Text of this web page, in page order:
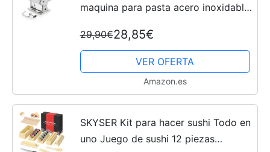
maquina para pasta acero inoxidable,
de pasta espaguetis, tallarines y
lasaña,...
29,90€28,85€
VER OFERTA
Amazon.es
SKYSER Kit para hacer sushi Todo en
uno Juego de sushi 12 piezas